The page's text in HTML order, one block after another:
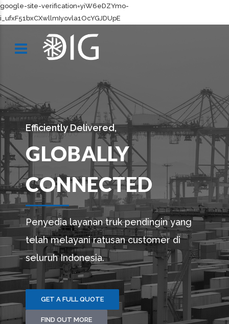
google-site-verification=yiW6eDZYmo-
i_ufxF51bxCXwllmIyovla1OcYGJDUpE
Efficiently Delivered,
GLOBALLY
CONNECTED
Penyedia layanan truk pendingin yang
telah melayani ratusan customer di
seluruh Indonesia.
GET A FULL QUOTE
FIND OUT MORE